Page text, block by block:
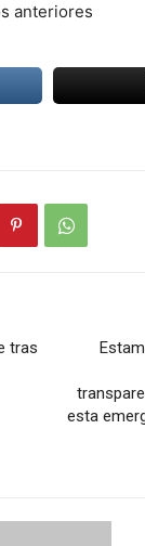
anteriores
tras
esta